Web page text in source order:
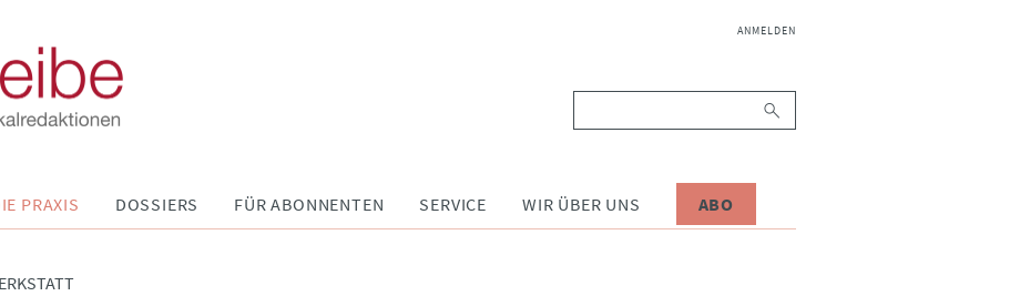
NAVIGATION
ANMELDEN
PRAXIS DOSSIERS FÜR ABONNENTEN SERVICE WIR ÜBER UNS ABO